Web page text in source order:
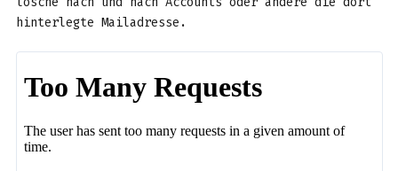
hinterlegte Mailadresse.